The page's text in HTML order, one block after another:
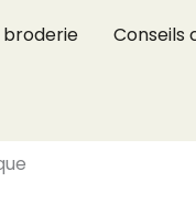
broderie Conseils